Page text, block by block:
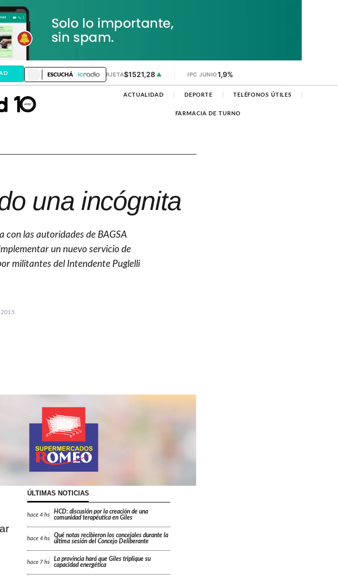
▲ DÓLAR TARJETA$1521,28 ▲ IPC JUNIO1,9%
ESCUCHÁ
ACTUALIDAD DEPORTE TELÉFONOS ÚTILES
FARMACIA DE TURNO
una incógnita
las autoridades de BAGSA
un nuevo servicio de
militantes del Intendente Puglelli
ÚLTIMAS NOTICIAS
hace 4 hs
HCD: discusión por la creación de una
comunidad terapéutica en Giles
hace 4 hs
Qué notas recibieron los concejales durante la
última sesión del Concejo Deliberante
hace 7 hs
La provincia hará que Giles triplique su
capacidad energética